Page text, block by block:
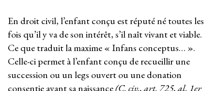
En droit civil, l’enfant conçu est réputé né toutes les
fois qu’il y va de son intérêt, s’il naît vivant et viable.
Ce que traduit la maxime « Infans conceptus… ».
Celle-ci permet à l’enfant conçu de recueillir une
succession ou un legs ouvert ou une donation
consentie avant sa naissance(C. civ., art. 725, al. 1er